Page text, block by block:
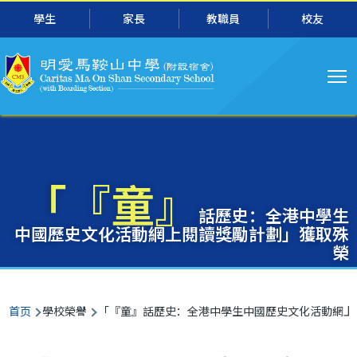
跳转到主要内容
學生 家長 教職員 校友
导
航
「『童』 話歷史：全港中學生
中國歷史文化活動網上閱讀獎勵計劃」獲取殊
榮
面
包
首页 學校榮譽 「『童』話歷史：全港中學生中國歷史文化活動網